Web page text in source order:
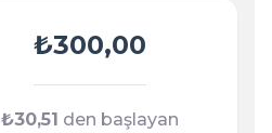
₺300,00
₺30,51 den başlayan